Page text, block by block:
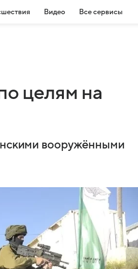
Видео Все сервисы
целям на
вооружёнными